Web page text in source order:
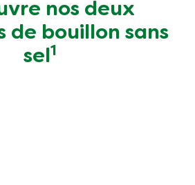
nos deux
de bouillon sans
sel1